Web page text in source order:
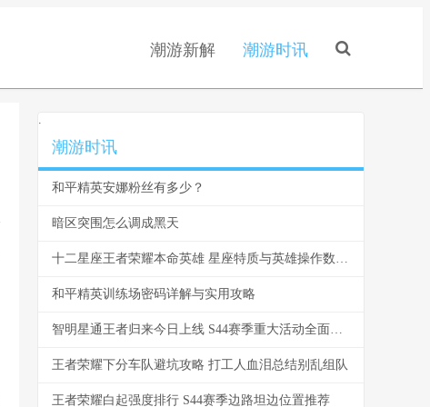
潮游新解 潮游时讯
.
潮游时讯
和平精英安娜粉丝有多少？
暗区突围怎么调成黑天
十二星座王者荣耀本命英雄 星座特质与英雄操作数据深度绑定
和平精英训练场密码详解与实用攻略
智明星通王者归来今日上线 S44赛季重大活动全面开启
王者荣耀下分车队避坑攻略 打工人血泪总结别乱组队
王者荣耀白起强度排行 S44赛季边路坦边位置推荐